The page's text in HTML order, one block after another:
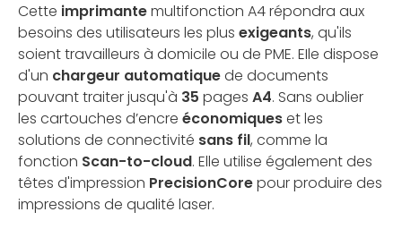
Cette imprimantemultifonction A4 répondra aux
besoins des utilisateurs les plus exigeants, qu'ils
soient travailleurs à domicile ou de PME. EIle dispose
d'un chargeur automatiquede documents
pouvant traiter jusqu'à 35 pages A4. Sans oublier
les cartouches d’encre économiqueset les
solutions de connectivité sans fil, comme la
fonction Scan-to-cloud. Elle utilise également des
têtes d'impression PrecisionCorepour produire des
impressions de qualité laser.